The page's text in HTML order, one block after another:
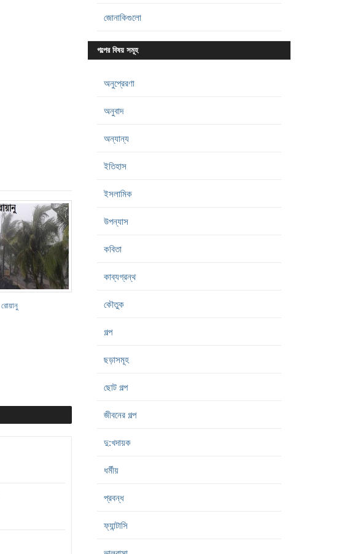
রোয়ানু
জোনাকিগুলো
গল্পের বিষয় সমূহ
অনুপ্রেরণা
অনুবাদ
অন্যান্য
ইতিহাস
ইসলামিক
উপন্যাস
কবিতা
কাব্যগ্রন্থ
কৌতুক
গল্প
ছড়াসমূহ
ছোট গল্প
জীবনের গল্প
দু:খদায়ক
ধর্মীয়
প্রবন্ধ
ফ্যান্টাসি